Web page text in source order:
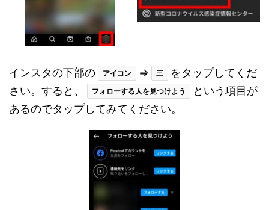
インスタの下部の アイコン ⇒ 三
をタップしてくだ
さい。すると、
フォローする人を見つけよう
という項目が
あるのでタップしてみてください。